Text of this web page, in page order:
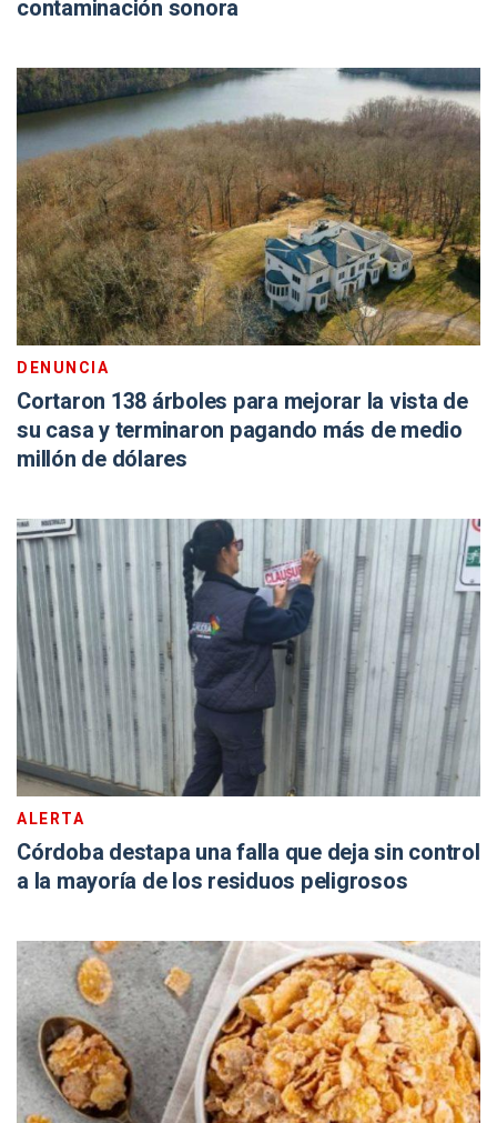
contaminación sonora
DENUNCIA
Cortaron 138 árboles para mejorar la vista de
su casa y terminaron pagando más de medio
millón de dólares
ALERTA
Córdoba destapa una falla que deja sin control
a la mayoría de los residuos peligrosos